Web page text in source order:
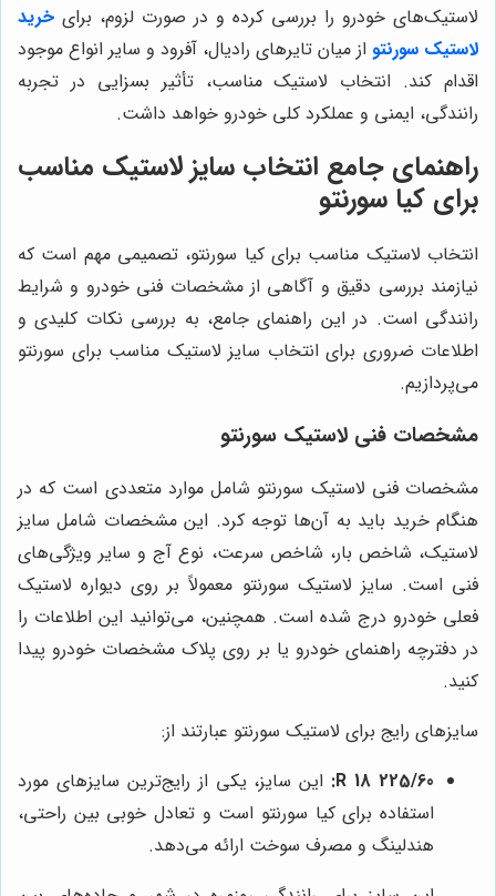
لاستیک‌های خودرو را بررسی کرده و در صورت لزوم، برای خرید
لاستیک سورنتو از میان تایرهای رادیال، آفرود و سایر انواع موجود
اقدام کند. انتخاب لاستیک مناسب، تأثیر بسزایی در تجربه
رانندگی، ایمنی و عملکرد کلی خودرو خواهد داشت.
راهنمای جامع انتخاب سایز لاستیک مناسب
برای کیا سورنتو
انتخاب لاستیک مناسب برای کیا سورنتو، تصمیمی مهم است که
نیازمند بررسی دقیق و آگاهی از مشخصات فنی خودرو و شرایط
رانندگی است. در این راهنمای جامع، به بررسی نکات کلیدی و
اطلاعات ضروری برای انتخاب سایز لاستیک مناسب برای سورنتو
می‌پردازیم.
مشخصات فنی لاستیک سورنتو
مشخصات فنی لاستیک سورنتو شامل موارد متعددی است که در
هنگام خرید باید به آن‌ها توجه کرد. این مشخصات شامل سایز
لاستیک، شاخص بار، شاخص سرعت، نوع آج و سایر ویژگی‌های
فنی است. سایز لاستیک سورنتو معمولاً بر روی دیواره لاستیک
فعلی خودرو درج شده است. همچنین، می‌توانید این اطلاعات را
در دفترچه راهنمای خودرو یا بر روی پلاک مشخصات خودرو پیدا
کنید.
سایزهای رایج برای لاستیک سورنتو عبارتند از:
225/60 R 18:
این سایز، یکی از رایج‌ترین سایزهای مورد
استفاده برای کیا سورنتو است و تعادل خوبی بین راحتی،
هندلینگ و مصرف سوخت ارائه می‌دهد.